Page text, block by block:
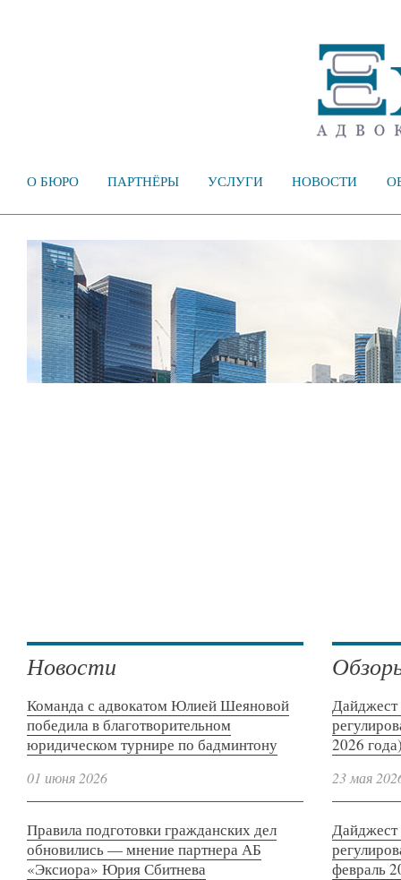
О БЮРО ПАРТНЁРЫ УСЛУГИ НОВОСТИ
Новости
Команда с адвокатом Юлией Шеяновой
победила в благотворительном
юридическом турнире по бадминтону
01 июня 2026
Правила подготовки гражданских дел
обновились — мнение партнера АБ
«Эксиора» Юрия Сбитнева
Дайджест
2026
23 мая
Дайджест
февраль